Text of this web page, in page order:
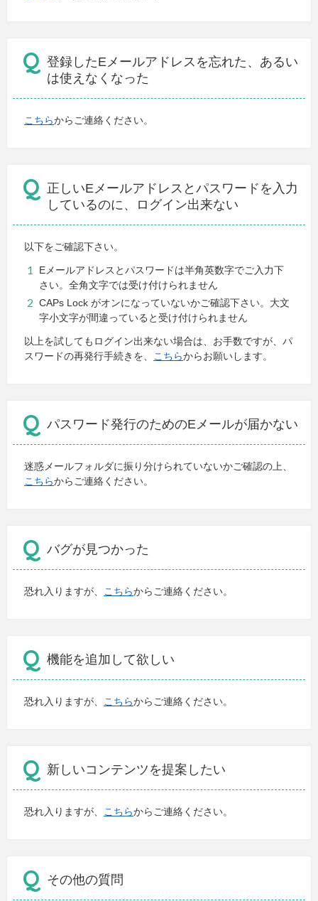
登録したEメールアドレスを忘れた、あるい
は使えなくなった
こちらからご連絡ください。
正しいEメールアドレスとパスワードを入力
しているのに、ログイン出来ない
以下をご確認下さい。
Eメールアドレスとパスワードは半角英数字でご入力下
さい。全角文字では受け付けられません
CAPs Lock がオンになっていないかご確認下さい。大文
字小文字が間違っていると受け付けられません
以上を試してもログイン出来ない場合は、お手数ですが、パ
スワードの再発行手続きを、
こちらからお願いします。
パスワード発行のためのEメールが届かない
迷惑メールフォルダに振り分けられていないかご確認の上、
こちらからご連絡ください。
バグが見つかった
恐れ入りますが、 こちらからご連絡ください。
機能を追加して欲しい
恐れ入りますが、 こちらからご連絡ください。
新しいコンテンツを提案したい
恐れ入りますが、 こちらからご連絡ください。
その他の質問